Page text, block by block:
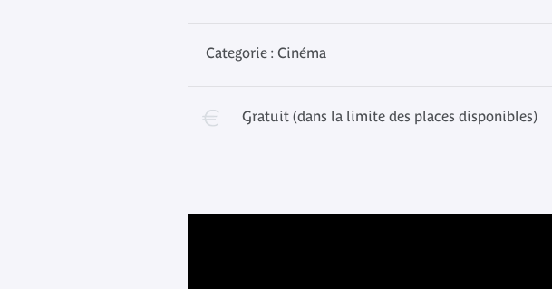
Categorie : Cinéma
Gratuit (dans la limite des places disponibles)